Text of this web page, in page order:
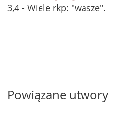
3,4 - Wiele rkp: "wasze".
Powiązane utwory